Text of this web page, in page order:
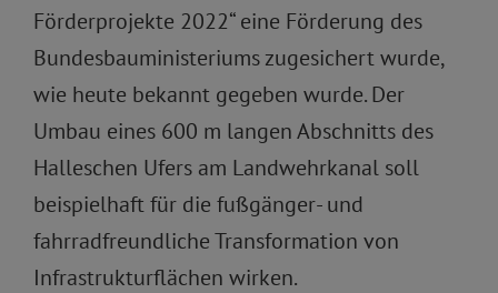
Förderprojekte 2022“ eine Förderung des
Bundesbauministeriums zugesichert wurde,
wie heute bekannt gegeben wurde. Der
Umbau eines 600 m langen Abschnitts des
Halleschen Ufers am Landwehrkanal soll
beispielhaft für die fußgänger- und
fahrradfreundliche Transformation von
Infrastrukturflächen wirken.